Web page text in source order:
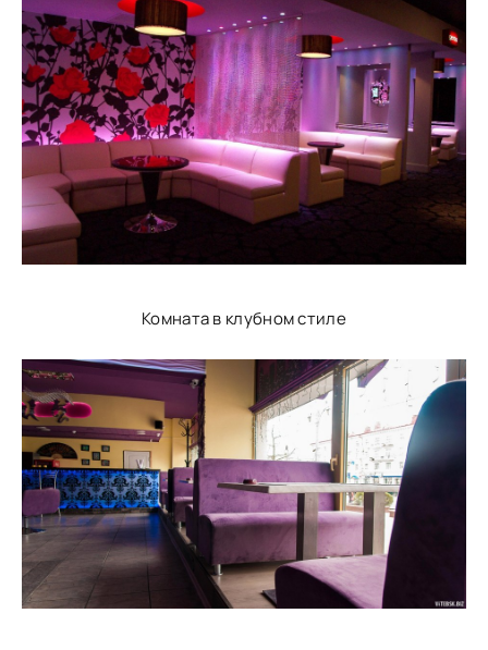
Комната в клубном стиле